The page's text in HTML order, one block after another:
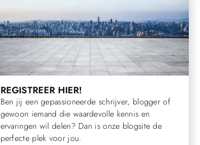
REGISTREER HIER!
Ben jij een gepassioneerde schrijver, blogger of
gewoon iemand die waardevolle kennis en
ervaringen wil delen? Dan is onze blogsite de
perfecte plek voor jou.